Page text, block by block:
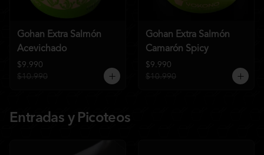
Gohan Extra Salmón
Acevichado
$9.990
$10.990
Gohan Extra Salmón
Camarón Spicy
$9.990
$10.990
Entradas y Picoteos